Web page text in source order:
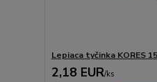
Lepiaca tyčinka KORES
2,18 EUR/ks